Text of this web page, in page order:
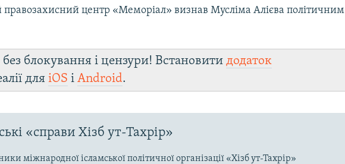
правозахисний центр «Меморіал» визнав Мусліма Алієва політичним
блокування і цензури! Встановитидодаток
дляiOS іAndroid.
«справи Хізб ут-Тахрір»
міжнародної ісламської політичної організації «Хізб ут-Тахрір»